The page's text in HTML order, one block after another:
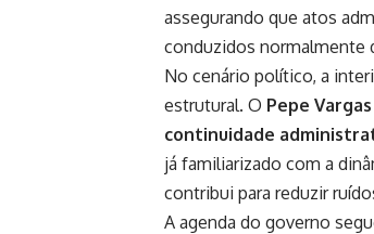
assegurando que atos
conduzidos normalmente
No cenário político, a
estrutural. O Pepe
continuidade
já familiarizado com a
contribui para reduzir
A agenda do governo